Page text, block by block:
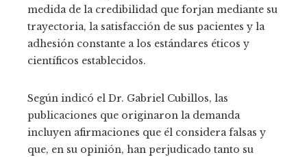
medida de la credibilidad que forjan mediante su
trayectoria, la satisfacción de sus pacientes y la
adhesión constante a los estándares éticos y
científicos establecidos.
Según indicó el Dr. Gabriel Cubillos, las
publicaciones que originaron la demanda
incluyen afirmaciones que él considera falsas y
que, en su opinión, han perjudicado tanto su